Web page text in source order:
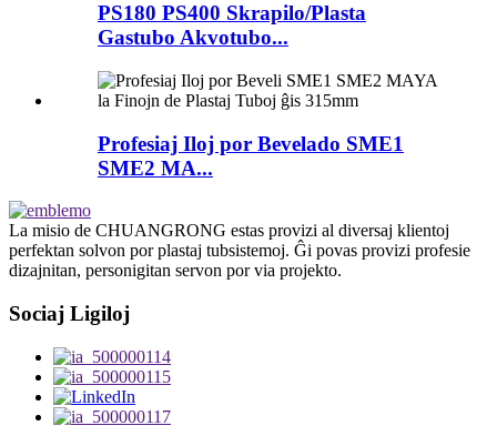
PS180 PS400 Skrapilo/Plasta
Gastubo Akvotubo...
Profesiaj Iloj por Bevelado SME1
SME2 MA...
La misio de CHUANGRONG estas provizi al diversaj klientoj
perfektan solvon por plastaj tubsistemoj. Ĝi povas provizi profesie
dizajnitan, personigitan servon por via projekto.
Sociaj Ligiloj